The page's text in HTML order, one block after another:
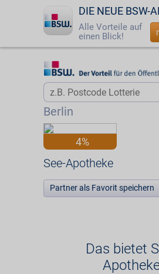
DIE NEUE BSW-
Alle Vorteile auf
einen Blick!
Startseite
Login
Berlin
Startseite
4%
See-Apotheke
Partner als Favorit speichern
Das bietet